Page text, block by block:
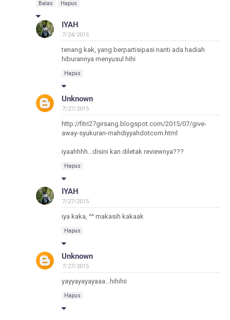
Balas Hapus
IYAH
7/24/2015
tenang kak, yang berpartisipasi nanti ada hadiah
hiburannya menyusul hihi
Hapus
Unknown
7/27/2015
http://fitri27girsang.blogspot.com/2015/07/give-
away-syukuran-mahdiyyahdotcom.html
iyaahhhh...disini kan diletak reviewnya???
Hapus
IYAH
7/27/2015
iya kaka, ^^ makasih kakaak
Hapus
Unknown
7/27/2015
yayyayayayaaa...hihihii
Hapus